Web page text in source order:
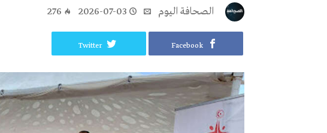
2026-07-03
276
Facebook
Twitter